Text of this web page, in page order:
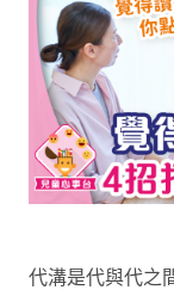
代溝是代與代之